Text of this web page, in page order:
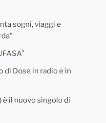
sogni, viaggi e
di Dose in radio e in
è il nuovo singolo di